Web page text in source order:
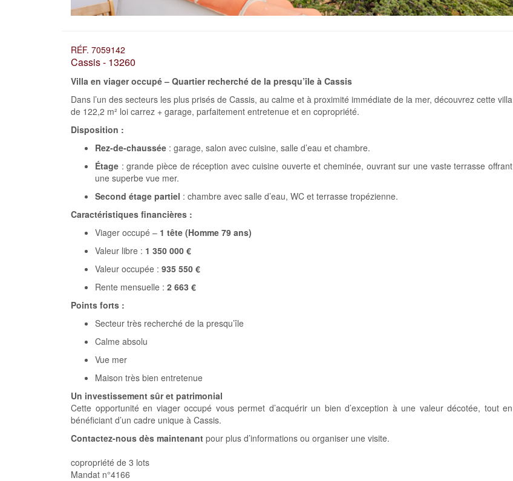
RÉF. 7059142
Cassis - 13260
Villa en viager occupé – Quartier recherché de la presqu’île à Cassis
Dans l’un des secteurs les plus prisés de Cassis, au calme et à proximité immédiate de la mer, découvrez cette villa
de 122,2 m² loi carrez + garage, parfaitement entretenue et en copropriété.
Disposition :
Rez-de-chaussée : garage, salon avec cuisine, salle d’eau et chambre.
Étage : grande pièce de réception avec cuisine ouverte et cheminée, ouvrant sur une vaste terrasse offrant
une superbe vue mer.
Second étage partiel : chambre avec salle d’eau, WC et terrasse tropézienne.
Caractéristiques financières :
Viager occupé – 1 tête (Homme 79 ans)
Valeur libre : 1 350 000 €
Valeur occupée : 935 550 €
Rente mensuelle : 2 663 €
Points forts :
Secteur très recherché de la presqu’île
Calme absolu
Vue mer
Maison très bien entretenue
Un investissement sûr et patrimonial
Cette opportunité en viager occupé vous permet d’acquérir un bien d’exception à une valeur décotée, tout en
bénéficiant d’un cadre unique à Cassis.
Contactez-nous dès maintenant pour plus d’informations ou organiser une visite.
copropriété de 3 lots
Mandat n°4166